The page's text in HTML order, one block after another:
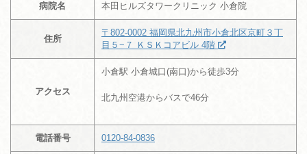
病院名 本田ヒルズタワークリニック 小倉院
住所
〒802-0002 福岡県北九州市小倉北区京町３丁
目５−７ ＫＳＫコアビル 4階
アクセス
小倉駅 小倉城口(南口)から徒歩3分
北九州空港からバスで46分
電話番号 0120-84-0836